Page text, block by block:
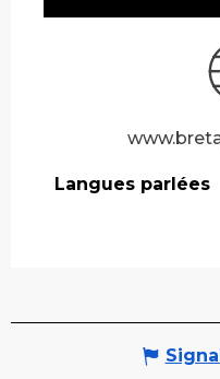
Langues parlées
Langues parlées